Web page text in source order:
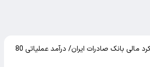
تغییر مثبت در عملکرد مالی بانک صادرات ایران/ درآمد عملیاتی 80